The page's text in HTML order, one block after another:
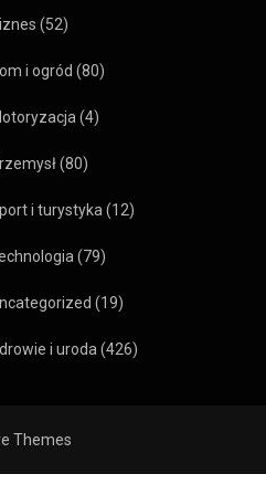
(52)
i ogród (80)
(4)
(80)
i turystyka (12)
(79)
(19)
i uroda (426)
Themes